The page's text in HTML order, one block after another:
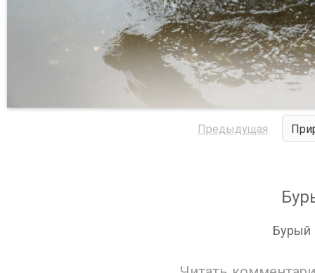
Предыдущая
Бурый